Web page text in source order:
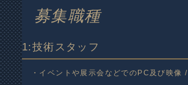
募集職種
1:技術スタッフ
・イベントや展示会などでのPC及び映像 /